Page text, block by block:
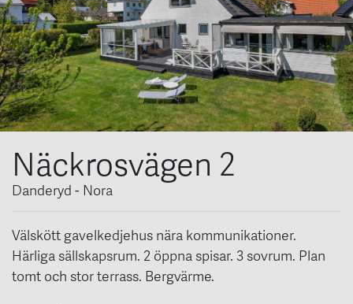
Näckrosvägen 2
Danderyd - Nora
Välskött gavelkedjehus nära kommunikationer.
Härliga sällskapsrum. 2 öppna spisar. 3 sovrum. Plan
tomt och stor terrass. Bergvärme.